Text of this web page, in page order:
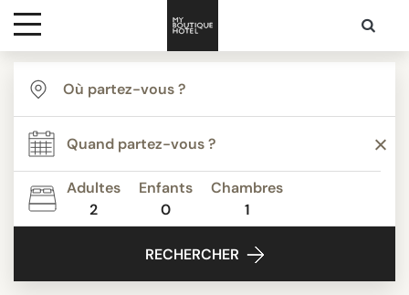
Destinations
Inspiration
Media
Adultes
2
Enfants
0
Chambres
1
RECHERCHER